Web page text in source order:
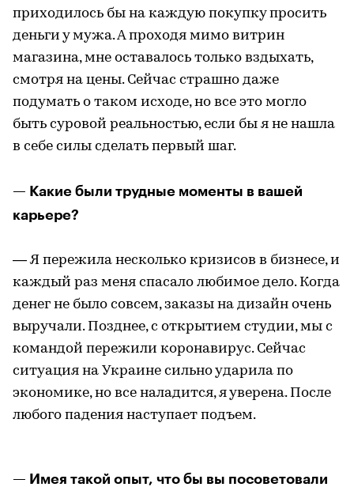
приходилось бы на каждую покупку просить
деньги у мужа. А проходя мимо витрин
магазина, мне оставалось только вздыхать,
смотря на цены. Сейчас страшно даже
подумать о таком исходе, но все это могло
быть суровой реальностью, если бы я не нашла
в себе силы сделать первый шаг.
— Какие были трудные моменты в вашей
карьере?
— Я пережила несколько кризисов в бизнесе, и
каждый раз меня спасало любимое дело. Когда
денег не было совсем, заказы на дизайн очень
выручали. Позднее, с открытием студии, мы с
командой пережили коронавирус. Сейчас
ситуация на Украине сильно ударила по
экономике, но все наладится, я уверена. После
любого падения наступает подъем.
— Имея такой опыт, что бы вы посоветовали